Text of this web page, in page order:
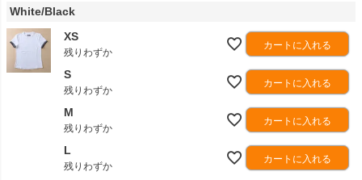
White/Black
XS
残りわずか
カートに入れる
S
残りわずか
カートに入れる
M
残りわずか
カートに入れる
L
残りわずか
カートに入れる